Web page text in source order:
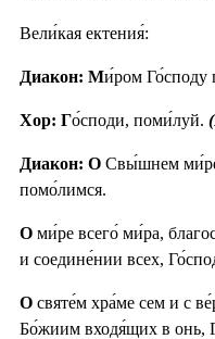
Вели́кая ектения́:
Диакон: Ми́ром Го́споду
Хор: Го́споди, поми́луй.
Диакон: О Свы́шнем
помо́лимся.
О ми́ре всего́ ми́ра,
и соедине́нии всех,
О святе́м хра́ме сем и с
Бо́жиим входя́щих в онь,